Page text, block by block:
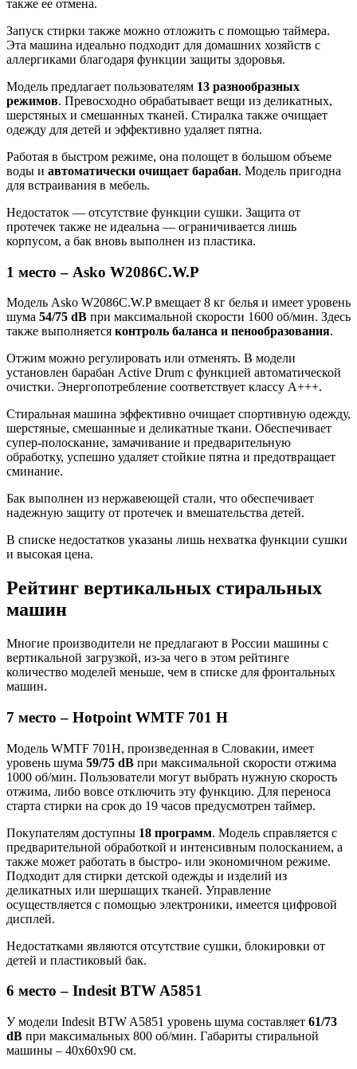
также ее отмена.
Запуск стирки также можно отложить с помощью таймера.
Эта машина идеально подходит для домашних хозяйств с
аллергиками благодаря функции защиты здоровья.
Модель предлагает пользователям 13 разнообразных
режимов. Превосходно обрабатывает вещи из деликатных,
шерстяных и смешанных тканей. Стиралка также очищает
одежду для детей и эффективно удаляет пятна.
Работая в быстром режиме, она полощет в большом объеме
воды и автоматически очищает барабан. Модель пригодна
для встраивания в мебель.
Недостаток — отсутствие функции сушки. Защита от
протечек также не идеальна — ограничивается лишь
корпусом, а бак вновь выполнен из пластика.
1 место – Asko W2086С.W.P
Модель Asko W2086С.W.P вмещает 8 кг белья и имеет уровень
шума 54/75 dB при максимальной скорости 1600 об/мин. Здесь
также выполняется контроль баланса и пенообразования.
Отжим можно регулировать или отменять. В модели
установлен барабан Active Drum с функцией автоматической
очистки. Энергопотребление соответствует классу А+++.
Стиральная машина эффективно очищает спортивную одежду,
шерстяные, смешанные и деликатные ткани. Обеспечивает
супер-полоскание, замачивание и предварительную
обработку, успешно удаляет стойкие пятна и предотвращает
сминание.
Бак выполнен из нержавеющей стали, что обеспечивает
надежную защиту от протечек и вмешательства детей.
В списке недостатков указаны лишь нехватка функции сушки
и высокая цена.
Рейтинг вертикальных стиральных
машин
Многие производители не предлагают в России машины с
вертикальной загрузкой, из-за чего в этом рейтинге
количество моделей меньше, чем в списке для фронтальных
машин.
7 место – Hotpoint WMTF 701 H
Модель WMTF 701H, произведенная в Словакии, имеет
уровень шума 59/75 dB при максимальной скорости отжима
1000 об/мин. Пользователи могут выбрать нужную скорость
отжима, либо вовсе отключить эту функцию. Для переноса
старта стирки на срок до 19 часов предусмотрен таймер.
Покупателям доступны 18 программ. Модель справляется с
предварительной обработкой и интенсивным полосканием, а
также может работать в быстро- или экономичном режиме.
Подходит для стирки детской одежды и изделий из
деликатных или шершащих тканей. Управление
осуществляется с помощью электроники, имеется цифровой
дисплей.
Недостатками являются отсутствие сушки, блокировки от
детей и пластиковый бак.
6 место – Indesit BTW A5851
У модели Indesit BTW A5851 уровень шума составляет 61/73
dB при максимальных 800 об/мин. Габариты стиральной
машины – 40x60x90 см.